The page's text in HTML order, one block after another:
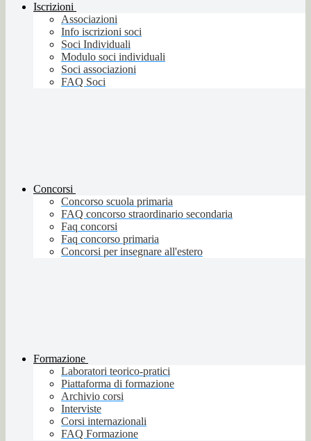
Iscrizioni
Associazioni
Info iscrizioni soci
Soci Individuali
Modulo soci individuali
Soci associazioni
FAQ Soci
Concorsi
Concorso scuola primaria
FAQ concorso straordinario secondaria
Faq concorsi
Faq concorso primaria
Concorsi per insegnare all'estero
Formazione
Laboratori teorico-pratici
Piattaforma di formazione
Archivio corsi
Interviste
Corsi internazionali
FAQ Formazione